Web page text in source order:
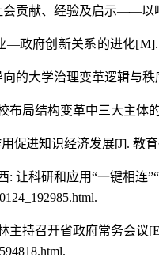
贡献、经验及启示——以
—政府创新关系的进化
的大学治理变革逻辑与秩
布局结构变革中三大主体
促进知识经济发展[J]. 教
: 让科研和应用“一键相连
主持召开省政府常务会议